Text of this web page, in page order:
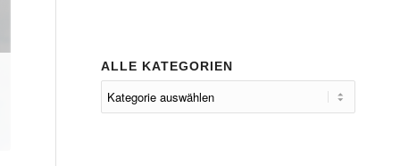
ALLE KATEGORIEN